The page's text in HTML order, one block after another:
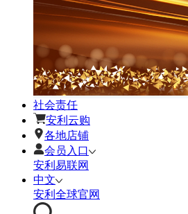
社会责任
安利云购
各地店铺
会员入口
安利易联网
中文
安利全球官网